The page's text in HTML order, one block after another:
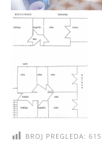
BROJ PREGLEDA: 615